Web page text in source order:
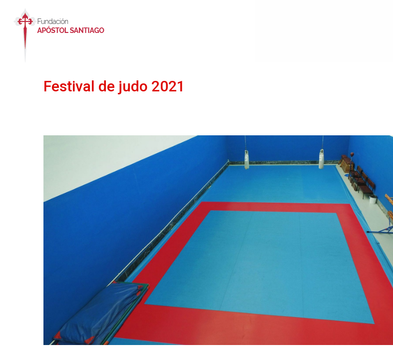
Festival de judo 2021